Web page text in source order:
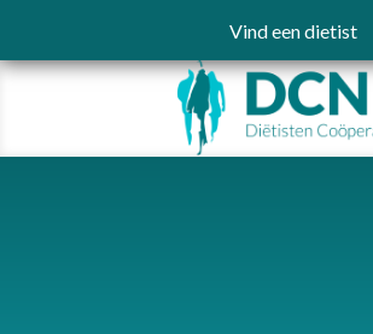
Vind een dietist